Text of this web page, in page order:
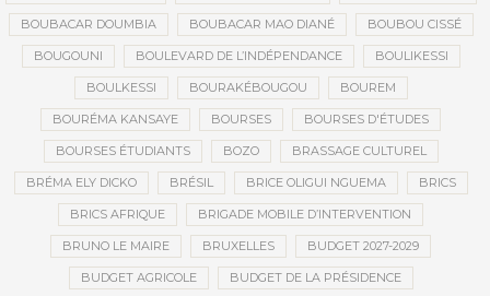
BOUBACAR DOUMBIA BOUBACAR MAO DIANÉ BOUBOU CISSÉ
BOUGOUNI BOULEVARD DE L’INDÉPENDANCE BOULIKESSI
BOULKESSI BOURAKÉBOUGOU BOUREM
BOURÉMA KANSAYE BOURSES BOURSES D'ÉTUDES
BOURSES ÉTUDIANTS BOZO BRASSAGE CULTUREL
BRÉMA ELY DICKO BRÉSIL BRICE OLIGUI NGUEMA BRICS
BRICS AFRIQUE BRIGADE MOBILE D’INTERVENTION
BRUNO LE MAIRE BRUXELLES BUDGET 2027-2029
BUDGET AGRICOLE BUDGET DE LA PRÉSIDENCE